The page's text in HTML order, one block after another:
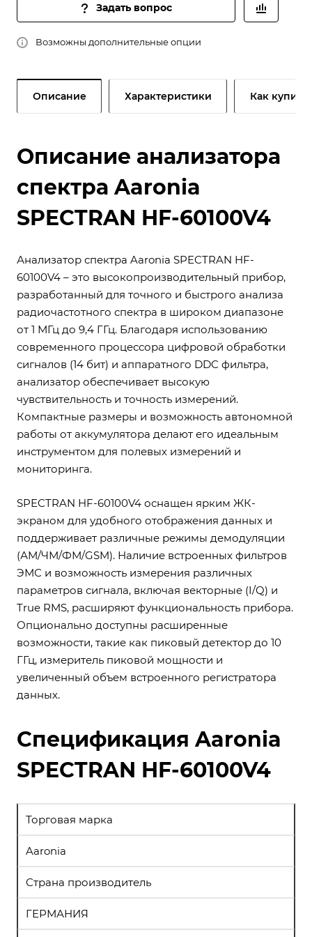
Задать вопрос
Возможны дополнительные опции
Описание Характеристики Как купить
Описание анализатора
спектра Aaronia
SPECTRAN HF-60100V4
Анализатор спектра Aaronia SPECTRAN HF-
60100V4 – это высокопроизводительный прибор,
разработанный для точного и быстрого анализа
радиочастотного спектра в широком диапазоне
от 1 МГц до 9,4 ГГц. Благодаря использованию
современного процессора цифровой обработки
сигналов (14 бит) и аппаратного DDC фильтра,
анализатор обеспечивает высокую
чувствительность и точность измерений.
Компактные размеры и возможность автономной
работы от аккумулятора делают его идеальным
инструментом для полевых измерений и
мониторинга.
SPECTRAN HF-60100V4 оснащен ярким ЖК-
экраном для удобного отображения данных и
поддерживает различные режимы демодуляции
(АМ/ЧМ/ФМ/GSM). Наличие встроенных фильтров
ЭМС и возможность измерения различных
параметров сигнала, включая векторные (I/Q) и
True RMS, расширяют функциональность прибора.
Опционально доступны расширенные
возможности, такие как пиковый детектор до 10
ГГц, измеритель пиковой мощности и
увеличенный объем встроенного регистратора
данных.
Спецификация Aaronia
SPECTRAN HF-60100V4
Торговая марка
Aaronia
Страна производитель
ГЕРМАНИЯ